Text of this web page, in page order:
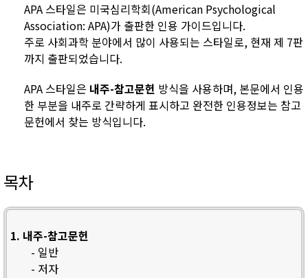
APA 스타일은 미국심리학회(American Psychological
Association: APA)가 출판한 인용 가이드입니다.
주로 사회과학 분야에서 많이 사용되는 스타일로, 현재 제 7판
까지 출판되었습니다.
APA 스타일은 내주-참고문헌 방식을 사용하며, 본문에서 인용
한 부분을 내주로 간략하게 표시하고 완전한 인용정보는 참고
문헌에서 찾는 방식입니다.
목차
1. 내주-참고문헌
- 일반
- 저자